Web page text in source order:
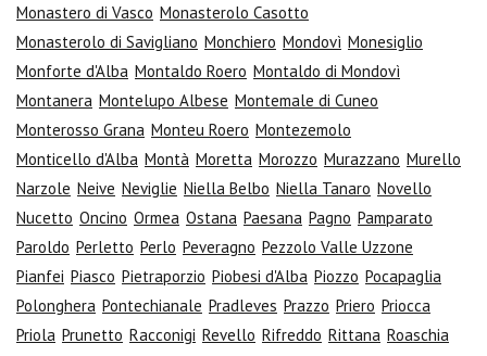
Monastero di Vasco Monasterolo Casotto
Monasterolo di Savigliano Monchiero Mondovì Monesiglio
Monforte d'Alba Montaldo Roero Montaldo di Mondovì
Montanera Montelupo Albese Montemale di Cuneo
Monterosso Grana Monteu Roero Montezemolo
Monticello d'Alba Montà Moretta Morozzo Murazzano Murello
Narzole Neive Neviglie Niella Belbo Niella Tanaro Novello
Nucetto Oncino Ormea Ostana Paesana Pagno Pamparato
Paroldo Perletto Perlo Peveragno Pezzolo Valle Uzzone
Pianfei Piasco Pietraporzio Piobesi d'Alba Piozzo Pocapaglia
Polonghera Pontechianale Pradleves Prazzo Priero Priocca
Priola Prunetto Racconigi Revello Rifreddo Rittana Roaschia